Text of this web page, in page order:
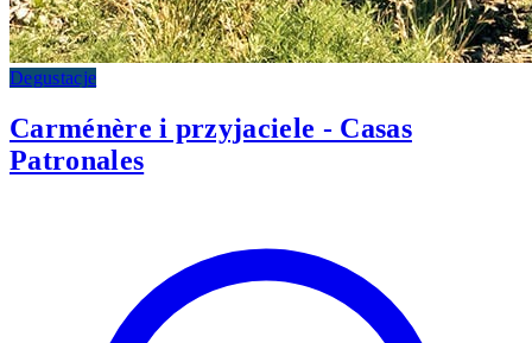
Degustacje
Carménère i przyjaciele - Casas
Patronales